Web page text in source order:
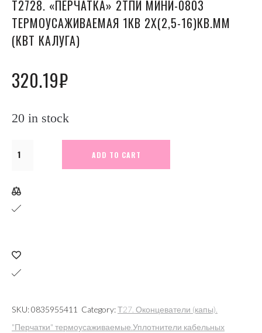
Т2728. «ПЕРЧАТКА» 2ТПИ МИНИ-0803
ТЕРМОУСАЖИВАЕМАЯ 1КВ 2Х(2,5-16)КВ.ММ
(КВТ КАЛУГА)
320.19₽
20 in stock
Т2728.
"Перчатка"
2ТПИ
2х(2,5-
16)кв.мм
Калуга)
quantity
ADD TO CART
SKU:0835955411 Category:Т27. Оконцеватели (капы).
"Перчатки" термоусаживаемые.Уплотнители кабельных